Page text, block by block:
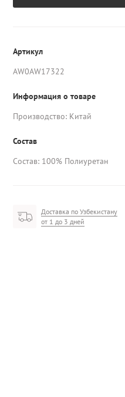
Артикул
AW0AW17322
Информация о товаре
Производство: Китай
Состав
Состав: 100% Полиуретан
Доставка по Узбекистану
от 1 до 3 дней